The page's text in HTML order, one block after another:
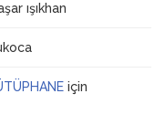
ışıkhan
için